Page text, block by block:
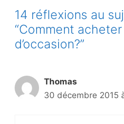
14 réflexions au
“Comment
d’occasion?”
Thomas
30 décembre 2015